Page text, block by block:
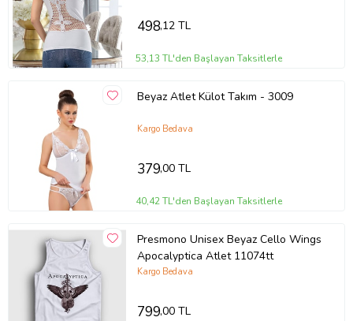
498,12 TL
53,13 TL'den Başlayan Taksitlerle
Beyaz Atlet Külot Takım - 3009
Kargo Bedava
379,00 TL
40,42 TL'den Başlayan Taksitlerle
Presmono Unisex Beyaz Cello Wings
Apocalyptica Atlet 11074tt
Kargo Bedava
799,00 TL